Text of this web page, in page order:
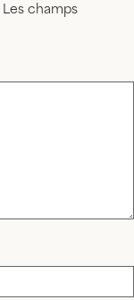
Les champs